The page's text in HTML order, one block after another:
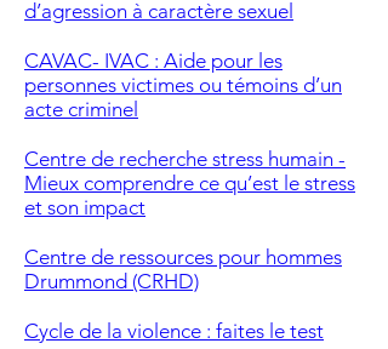
d’agression à caractère sexuel
CAVAC- IVAC : Aide pour les
personnes victimes ou témoins d’un
acte criminel
Centre de recherche stress humain -
Mieux comprendre ce qu’est le stress
et son impact
Centre de ressources pour hommes
Drummond (CRHD)
Cycle de la violence : faites le test